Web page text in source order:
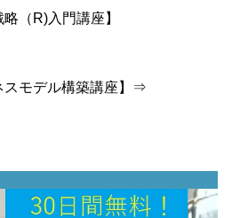
（R)入門講座】
スモデル構築講座】⇒